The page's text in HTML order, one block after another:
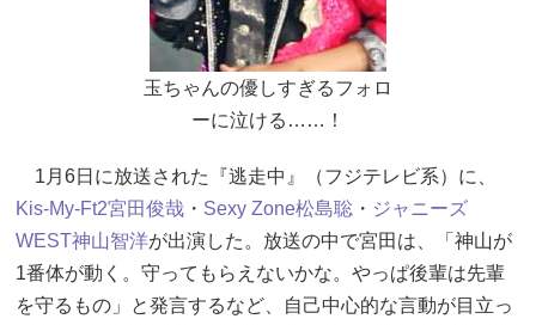
玉ちゃんの優しすぎるフォロ
ーに泣ける……！
1月6日に放送された『逃走中』（フジテレビ系）に、
Kis-My-Ft2宮田俊哉 ・ Sexy Zone松島聡 ・ ジャニーズ
WEST神山智洋が出演した。放送の中で宮田は、「神山が
1番体が動く。守ってもらえないかな。やっぱ後輩は先輩
を守るもの」と発言するなど、自己中心的な言動が目立っ